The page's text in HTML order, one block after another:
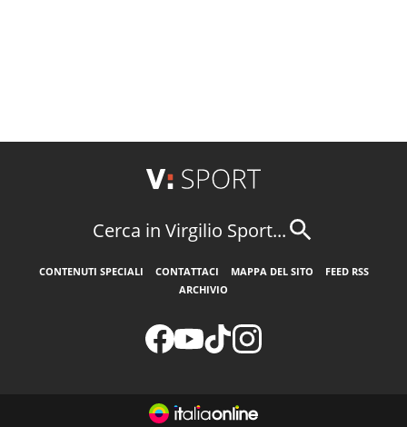
Cerca in Virgilio Sport...
CONTENUTI SPECIALI CONTATTACI MAPPA DEL SITO
FEED RSS
ARCHIVIO